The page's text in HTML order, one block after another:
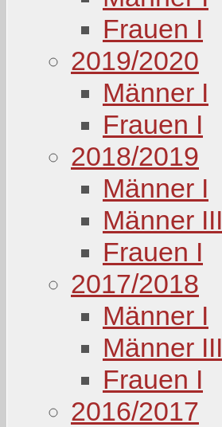
Frauen I
2019/2020
Männer I
Frauen I
2018/2019
Männer I
Männer III
Frauen I
2017/2018
Männer I
Männer III
Frauen I
2016/2017